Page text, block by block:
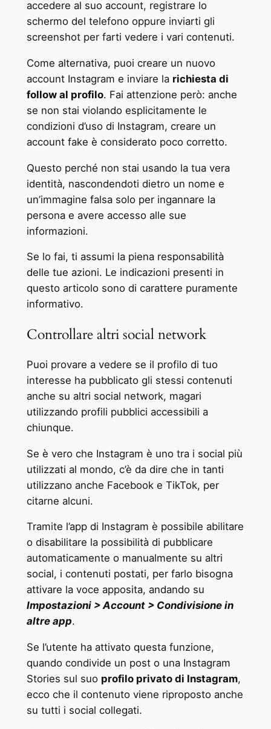
accedere al suo account, registrare lo
schermo del telefono oppure inviarti gli
screenshot per farti vedere i vari contenuti.
Come alternativa, puoi creare un nuovo
account Instagram e inviare la richiesta di
follow al profilo. Fai attenzione però: anche
se non stai violando esplicitamente le
condizioni d’uso di Instagram, creare un
account fake è considerato poco corretto.
Questo perché non stai usando la tua vera
identità, nascondendoti dietro un nome e
un’immagine falsa solo per ingannare la
persona e avere accesso alle sue
informazioni.
Se lo fai, ti assumi la piena responsabilità
delle tue azioni. Le indicazioni presenti in
questo articolo sono di carattere puramente
informativo.
Controllare altri social network
Puoi provare a vedere se il profilo di tuo
interesse ha pubblicato gli stessi contenuti
anche su altri social network, magari
utilizzando profili pubblici accessibili a
chiunque.
Se è vero che Instagram è uno tra i social più
utilizzati al mondo, c’è da dire che in tanti
utilizzano anche Facebook e TikTok, per
citarne alcuni.
Tramite l’app di Instagram è possibile abilitare
o disabilitare la possibilità di pubblicare
automaticamente o manualmente su altri
social, i contenuti postati, per farlo bisogna
attivare la voce apposita, andando su
Impostazioni > Account > Condivisione in
altre app.
Se l’utente ha attivato questa funzione,
quando condivide un post o una Instagram
Stories sul suo profilo privato di Instagram,
ecco che il contenuto viene riproposto anche
su tutti i social collegati.